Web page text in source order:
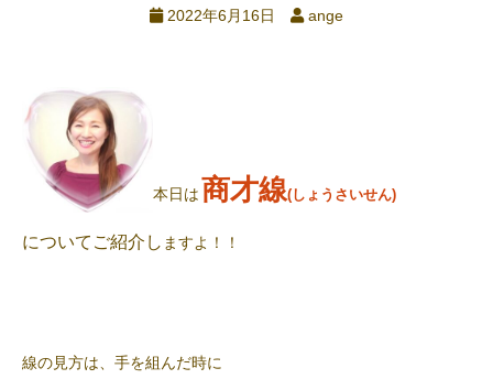
2022年6月16日 ange
本日は商才線(しょうさいせん)
についてご紹介し ますよ！！
線の見方は、手を組んだ時に